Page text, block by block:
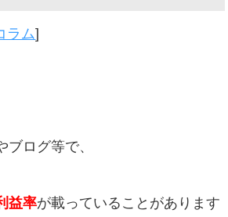
ラム]
ログ等で、
益率が載っていることがあります